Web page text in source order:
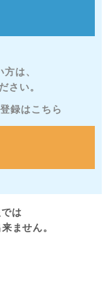
は、
さい。
録はこちら
は
ません。